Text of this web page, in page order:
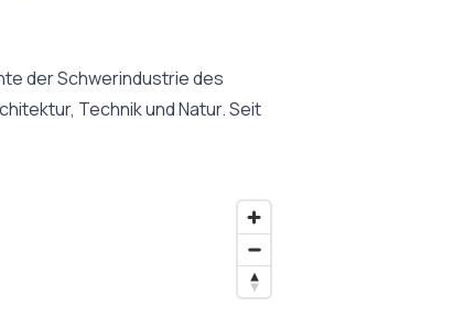
der Schwerindustrie des
Technik und Natur. Seit